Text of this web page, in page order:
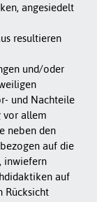
angesiedelt
resultieren
und/oder
und Nachteile
vor allem
neben den
auf die
inwiefern
auf
Rücksicht